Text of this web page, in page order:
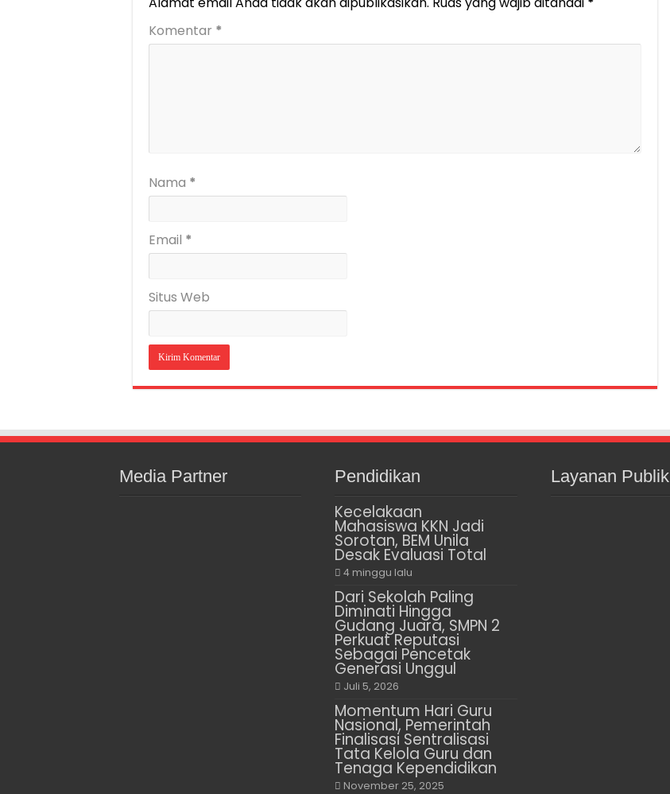
Komentar *
Nama *
Email *
Situs Web
Media Partner Pendidikan
Kecelakaan
Mahasiswa KKN Jadi
Sorotan, BEM Unila
Desak Evaluasi Total
4 minggu lalu
Dari Sekolah Paling
Diminati Hingga
Gudang Juara, SMPN 2
Perkuat Reputasi
Sebagai Pencetak
Generasi Unggul
Juli 5, 2026
Momentum Hari Guru
Nasional, Pemerintah
Finalisasi Sentralisasi
Tata Kelola Guru dan
Tenaga Kependidikan
November 25, 2025
Layanan Publik